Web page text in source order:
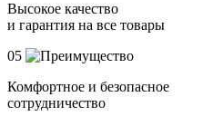
Высокое качество
и гарантия на все товары
05
Комфортное и безопасное
сотрудничество